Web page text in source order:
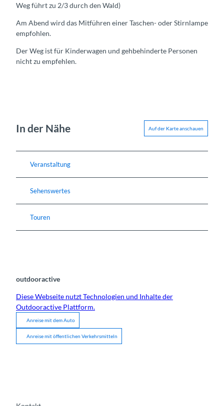
Weg führt zu 2/3 durch den Wald)
Am Abend wird das Mitführen einer Taschen- oder Stirnlampe
empfohlen.
Der Weg ist für Kinderwagen und gehbehinderte Personen
nicht zu empfehlen.
In der Nähe Auf der Karte anschauen
Veranstaltung
Sehenswertes
Touren
outdooractive
Diese Webseite nutzt Technologien und Inhalte der
Outdooractive Plattform.
Anreise mit dem Auto
Anreise mit öffentlichen Verkehrsmitteln